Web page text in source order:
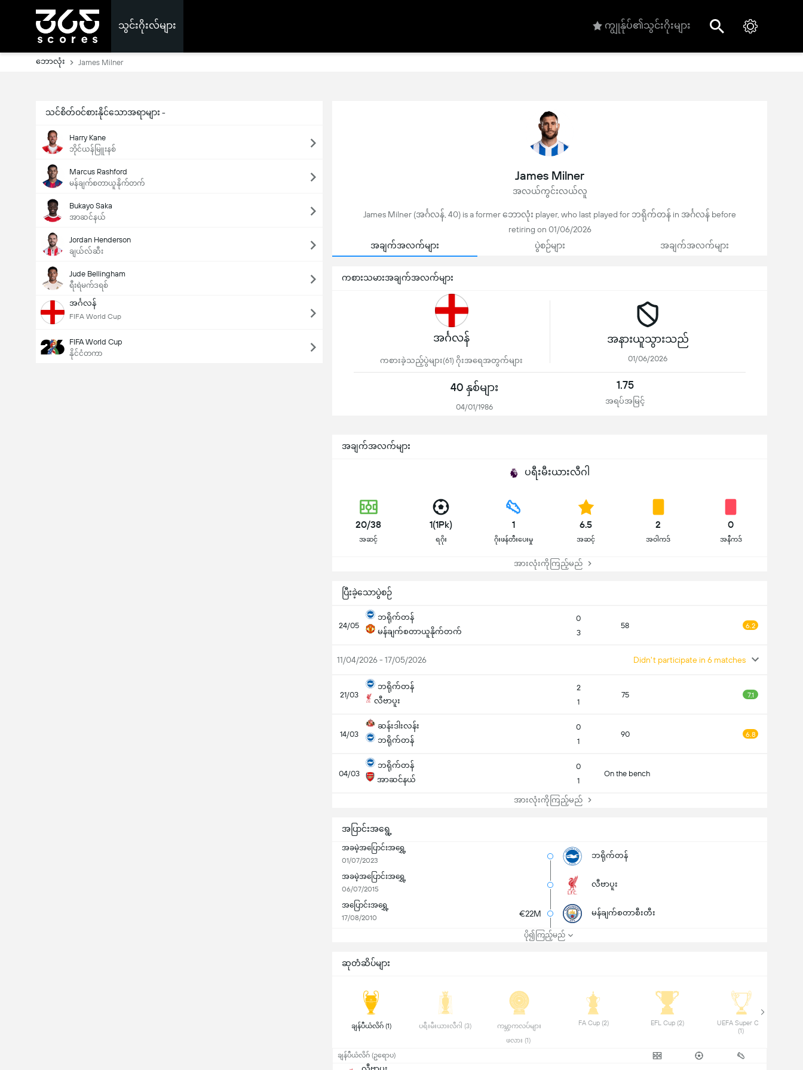
သွင်းဂိုးလ်များ ကျွုန်ုပ်၏သွင်းဂိုးများ
ဘောလုံး James Milner
သင်စိတ်ဝင်စားနိုင်သောအရာများ -
Harry Kane
ဘိုင်ယန်မြူးနစ်
Marcus Rashford
မန်ချက်စတာယူနိုက်တက်
Bukayo Saka
အာဆင်နယ်
Jordan Henderson
ချယ်လ်ဆီး
Jude Bellingham
ရီးရဲမက်ဒရစ်
အင်္ဂလန်
FIFA World Cup
FIFA World Cup
နိုင်ငံတကာ
James Milner
အလယ်ကွင်းလယ်လူ
James Milner (အင်္ဂလန်, 40) is a former ဘောလုံး player, who last played for ဘရိုက်တန် in အင်္ဂလန် before
retiring on 01/06/2026
အချက်အလက်များ
ပွဲစဉ်များ အချက်အလက်များ
ကစားသမားအချက်အလက်များ
အင်္ဂလန်
ကစားခဲ့သည့်ပွဲများ(61) ဂိုးအရေအတွက်များ
အနားယူသွားသည်
01/06/2026
40 နှစ်များ
04/01/1986
1.75
အရပ်အမြင့်
အချက်အလက်များ
ပရီးမီးယားလီဂါ
20/38
အဆင့်
1(1Pk)
ရဂိုး
1
ဂိုးဖန်တီးပေးမှု
6.5
အဆင့်
2
အဝါကဒ်
0
အနီကဒ်
အားလုံးကိုကြည့်မည်
ပြီးခဲ့သောပွဲစဉ်
24/05
ဘရိုက်တန်
မန်ချက်စတာယူနိုက်တက်
0
3
58 6.2
11/04/2026 - 17/05/2026 Didn't participate in 6 matches
21/03
ဘရိုက်တန်
လီဗာပူး
2
1
75 7.1
14/03
ဆန်းဒါးလန်း
ဘရိုက်တန်
0
1
90 6.8
04/03
ဘရိုက်တန်
အာဆင်နယ်
0
1
On the bench
အားလုံးကိုကြည့်မည်
အပြာင်းအရွေ့
အခမဲ့အပြောင်းအရွှေ့
01/07/2023
ဘရိုက်တန်
အခမဲ့အပြောင်းအရွှေ့
06/07/2015
လီဗာပူး
အပြောင်းအရွှေ့
17/08/2010
€22M မန်ချက်စတာစီးတီး
ပို၍ကြည့်မည်
ဆုတံဆိပ်များ
ချန်ပီယံလိဂ် (1)
ကမ္ဘာ့ကလပ်များ
FA Cup (2)
UEFA Super Cup
(1)
ချန်ပီယံလိဂ် (ဥရောပ)